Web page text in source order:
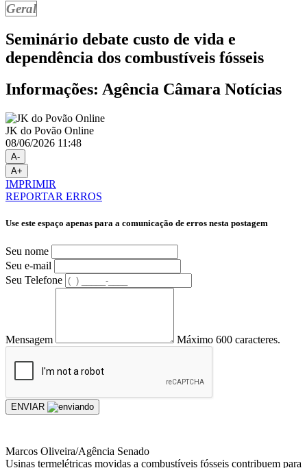
Geral
Seminário debate custo de vida e
dependência dos combustíveis fósseis
Informações: Agência Câmara Notícias
JK do Povão Online
08/06/2026 11:48
A-
A+
IMPRIMIR
REPORTAR ERROS
Use este espaço apenas para a comunicação de erros nesta postagem
Seu nome
Seu e-mail
Seu Telefone
Mensagem Máximo 600 caracteres.
ENVIAR
Marcos Oliveira/Agência Senado
Usinas termelétricas movidas a combustíveis fósseis contribuem para